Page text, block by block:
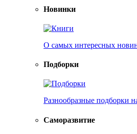
Новинки
О самых интересных
Подборки
Разнообразные подборки
Саморазвитие